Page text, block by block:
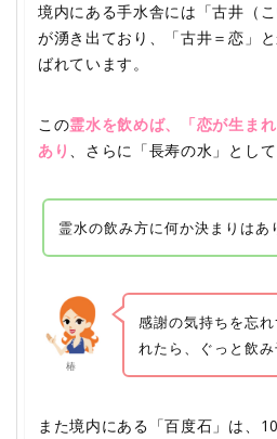
境内にある手水舎には「古井（
が湧き出ており、「古井＝恋」
ばれています。
この霊水を飲めば、「恋が生ま
あり 、さらに「長寿の水」として
霊水の飲み方に何か決まりはあ
椿
感謝の気持ちを忘
れたら、ぐっと飲み
また境内にある「百度石」は、